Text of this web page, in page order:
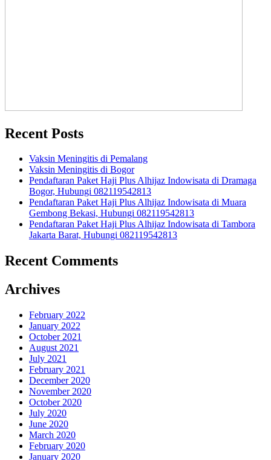
Recent Posts
Vaksin Meningitis di Pemalang
Vaksin Meningitis di Bogor
Pendaftaran Paket Haji Plus Alhijaz Indowisata di Dramaga
Bogor, Hubungi 082119542813
Pendaftaran Paket Haji Plus Alhijaz Indowisata di Muara
Gembong Bekasi, Hubungi 082119542813
Pendaftaran Paket Haji Plus Alhijaz Indowisata di Tambora
Jakarta Barat, Hubungi 082119542813
Recent Comments
Archives
February 2022
January 2022
October 2021
August 2021
July 2021
February 2021
December 2020
November 2020
October 2020
July 2020
June 2020
March 2020
February 2020
January 2020